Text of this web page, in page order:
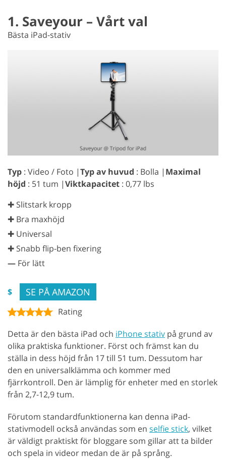
1. Saveyour – Vårt val
Bästa iPad-stativ
Typ : Video / Foto |Typ av huvud : Bolla | Maximal
höjd : 51 tum |Viktkapacitet : 0,77 lbs
✚ Slitstark kropp
✚ Bra maxhöjd
✚ Universal
✚ Snabb flip-ben fixering
— För lätt
$ SE PÅ AMAZON
Rating
Detta är den bästa iPad och iPhone stativ på grund av
olika praktiska funktioner. Först och främst kan du
ställa in dess höjd från 17 till 51 tum. Dessutom har
den en universalklämma och kommer med
fjärrkontroll. Den är lämplig för enheter med en storlek
från 2,7-12,9 tum.
Förutom standardfunktionerna kan denna iPad-
stativmodell också användas som en selfie stick, vilket
är väldigt praktiskt för bloggare som gillar att ta bilder
och spela in videor medan de är på språng.